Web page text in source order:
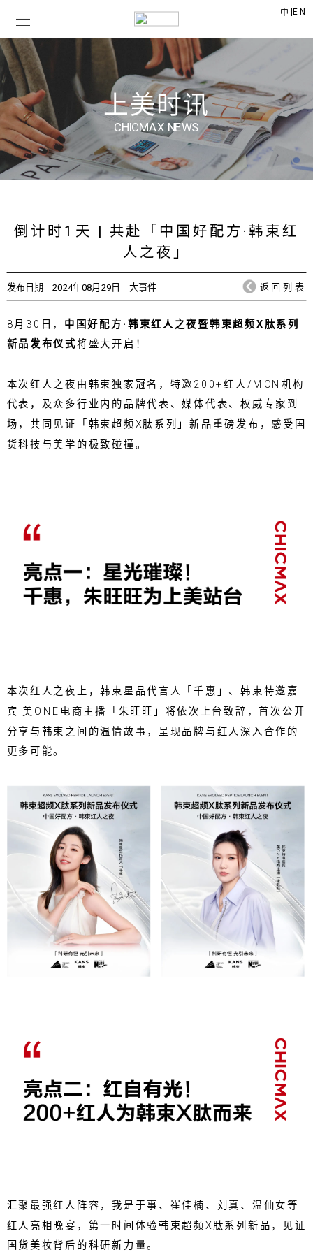
中 |EN
上美时讯
CHICMAX NEWS
倒计时1天 | 共赴「中国好配方·韩束红
人之夜」
发布日期 2024年08月29日 大事件 返回列表
8月30日， 中国好配方·韩束红人之夜暨韩束超频X肽系列
新品发布仪式将盛大开启！
本次红人之夜由韩束独家冠名，特邀200+红人/MCN机构
代表，及众多行业内的品牌代表、媒体代表、权威专家到
场，共同见证「韩束超频X肽系列」新品重磅发布，感受国
货科技与美学的极致碰撞。
本次红人之夜上，韩束星品代言人「千惠」、韩束特邀嘉
宾 美ONE电商主播「朱旺旺」将依次上台致辞，首次公开
分享与韩束之间的温情故事，呈现品牌与红人深入合作的
更多可能。
汇聚最强红人阵容，我是于事、崔佳楠、刘真、温仙女等
红人亮相晚宴，第一时间体验韩束超频X肽系列新品，见证
国货美妆背后的科研新力量。